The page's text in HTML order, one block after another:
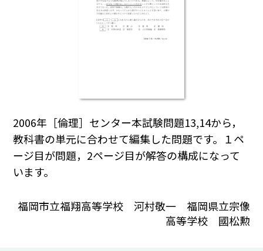
2006年［倫理］センター本試験問題13,14から，
教科書の単元に合わせて編集した問題です。１ペ
ージ目が問題，2ページ目が解答の構成になって
います。
福岡市立福翔高等学校 河村敬一 福岡県立宗像
高等学校 國松勲